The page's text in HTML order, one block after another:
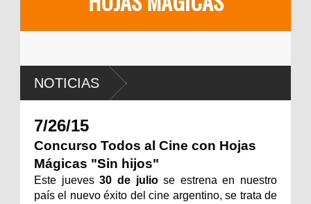
NOTICIAS
7/26/15
Concurso Todos al Cine con Hojas
Mágicas "Sin hijos"
Este jueves30 de juliose estrena en nuestro
país el nuevo éxito del cine argentino, se trata de